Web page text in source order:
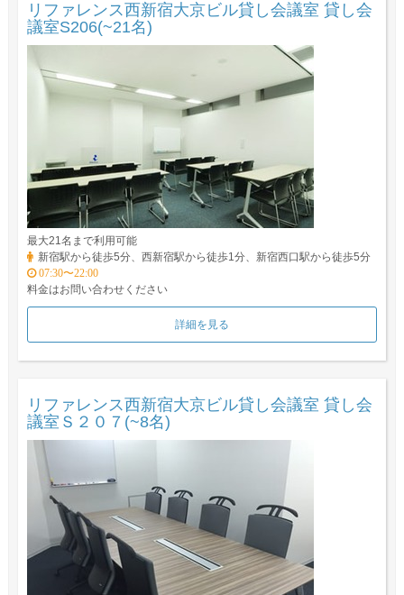
リファレンス西新宿大京ビル貸し会議室 貸し会
議室S206(~21名)
最大21名まで利用可能
新宿駅から徒歩5分、西新宿駅から徒歩1分、新宿西口駅から徒歩5分
07:30〜22:00
料金はお問い合わせください
詳細を見る
リファレンス西新宿大京ビル貸し会議室 貸し会
議室Ｓ２０７(~8名)